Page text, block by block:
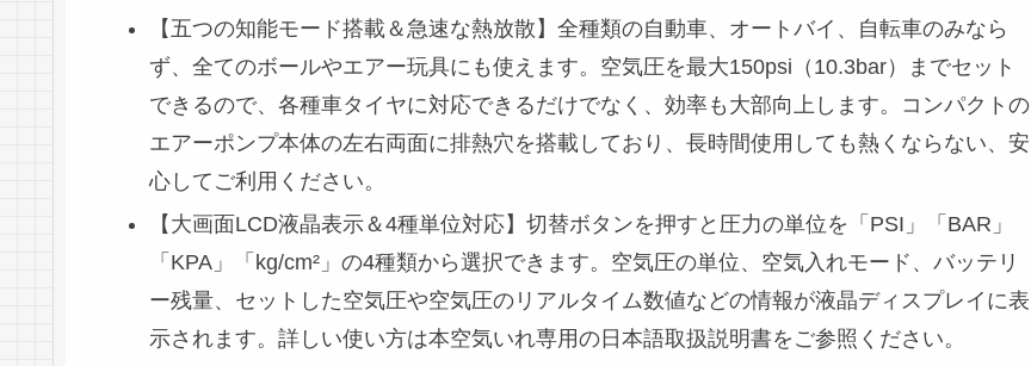
【五つの知能モード搭載＆急速な熱放散】全種類の自動車、オートバイ、自転車のみなら
ず、全てのボールやエアー玩具にも使えます。空気圧を最大150psi（10.3bar）までセット
できるので、各種車タイヤに対応できるだけでなく、効率も大部向上します。コンパクトの
エアーポンプ本体の左右両面に排熱穴を搭載しており、長時間使用しても熱くならない、安
心してご利用ください。
【大画面LCD液晶表示＆4種単位対応】切替ボタンを押すと圧力の単位を「PSI」「BAR」
「KPA」「kg/cm²」の4種類から選択できます。空気圧の単位、空気入れモード、バッテリ
ー残量、セットした空気圧や空気圧のリアルタイム数値などの情報が液晶ディスプレイに表
示されます。詳しい使い方は本空気いれ専用の日本語取扱説明書をご参照ください。